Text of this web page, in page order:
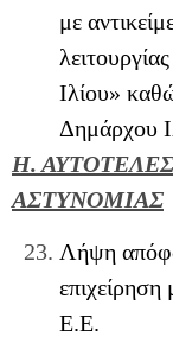
με
Ιλίου»
Δημάρχου
Η.
ΑΣΤΥΝΟΜΙΑΣ
Λήψη
Ε.Ε.